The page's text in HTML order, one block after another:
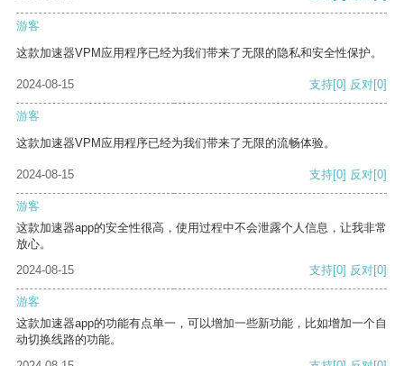
游客
这款加速器VPM应用程序已经为我们带来了无限的隐私和安全性保护。
2024-08-15 支持[0] 反对[0]
游客
这款加速器VPM应用程序已经为我们带来了无限的流畅体验。
2024-08-15 支持[0] 反对[0]
游客
这款加速器app的安全性很高，使用过程中不会泄露个人信息，让我非常
放心。
2024-08-15
支持[0] 反对[0]
游客
这款加速器app的功能有点单一，可以增加一些新功能，比如增加一个自
动切换线路的功能。